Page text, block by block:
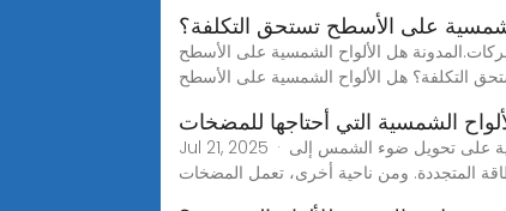
على الأسطح تستحق التكلفة؟
هل الألواح الشمسية على الأسطح
التكلفة؟ هل الألواح الشمسية على الأسطح
الشمسية التي أحتاجها للمضخات
Jul 21, 2025 · هل سبق لك أن تساءلت عن كيفية تشغيل المضخة الحرارية بشكل مستدام؟ قد تكون الألواح الشمسية هي الحل. تعمل الألواح الشمسية على تحويل ضوء الشمس إلى
المتجددة. ومن ناحية أخرى، تعمل المضخات